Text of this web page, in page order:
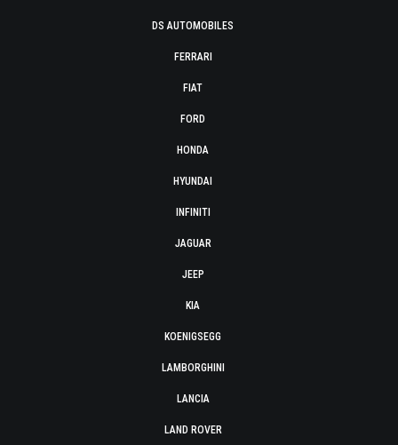
DS AUTOMOBILES
FERRARI
FIAT
FORD
HONDA
HYUNDAI
INFINITI
JAGUAR
JEEP
KIA
KOENIGSEGG
LAMBORGHINI
LANCIA
LAND ROVER